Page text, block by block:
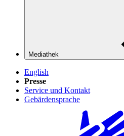
Mediathek
English
Presse
Service und Kontakt
Gebärdensprache